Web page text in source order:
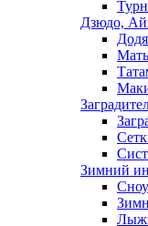
Дзюдо,
Зимний